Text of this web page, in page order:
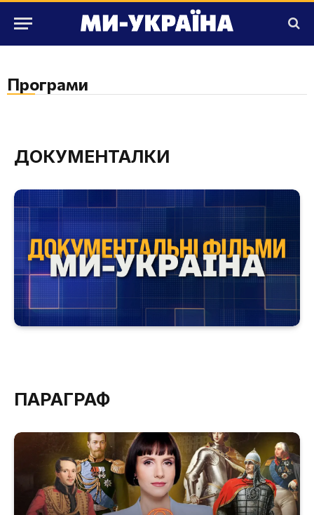
Програми
ДОКУМЕНТАЛКИ
ПАРАГРАФ